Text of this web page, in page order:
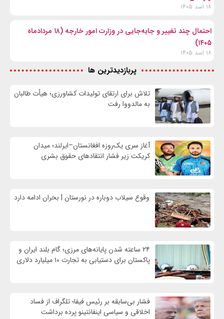
۱۸ اسد ۱۴۰۵
احتمال چند تغییر و جابه‌جایی در وزارت امور خارجه (۱۸ مردادماه
۱۴۰۵)
۱۸ اسد ۱۴۰۵
پربازدیدترین ها
تلاش برای ارتقای تولیدات کشاورزی؛ هیأت طالبان
به مالدووا رفت
آغاز سری یک‌روزه افغانستان–ایرلند؛ میدان
کریکت زیر فشار انتقادهای حقوق بشری
وقوع سیلاب دوباره در نورستان | بحران ادامه دارد
۲۴ ساعته شدن پایانه‌های مرزی؛ گام بلند ایران و
پاکستان برای دستیابی به تجارت ۱۰ میلیارد دلاری
فشار بی‌سابقه بر رئیس فیفا؛ تلگراف از فساد
اخلاقی و سیاسی اینفانتینو پرده برداشت